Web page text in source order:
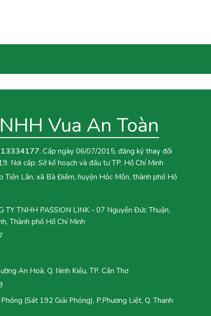
Vua An Toàn
. Cấp ngày 06/07/2015, đăng ký thay đổi
Nơi cấp: Sở kế hoạch và đầu tư TP. Hồ Chí Minh
Tiền Lân, xã Bà Điểm, huyện Hóc Môn, thành phố Hồ
TY TNHH PASSION LINK - 07 Nguyễn Đức Thuận,
Thành phố Hồ Chí Minh
An Hoà, Q. Ninh Kiều, TP. Cần Thơ
(Sát 192 Giải Phóng), P.Phương Liệt, Q. Thanh